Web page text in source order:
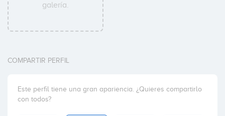
galería.
COMPARTIR PERFIL
Este perfil tiene una gran apariencia. ¿Quieres compartirlo
con todos?